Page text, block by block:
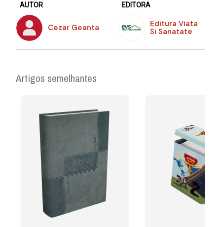
AUTOR
Cezar Geanta
EDITORA
Editura Viata
Si Sanatate
Artigos semelhantes